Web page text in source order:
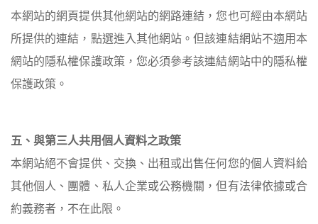
本網站的網頁提供其他網站的網路連結，您也可經由本網站
所提供的連結，點選進入其他網站。但該連結網站不適用本
網站的隱私權保護政策，您必須參考該連結網站中的隱私權
保護政策。
五、與第三人共用個人資料之政策
本網站絕不會提供、交換、出租或出售任何您的個人資料給
其他個人、團體、私人企業或公務機關，但有法律依據或合
約義務者，不在此限。